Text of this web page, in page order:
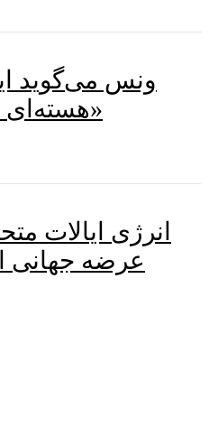
ونس می‌گوید
هسته‌ای ایران را «نابود کرد»
انرژی ایالات
عرضه جهانی